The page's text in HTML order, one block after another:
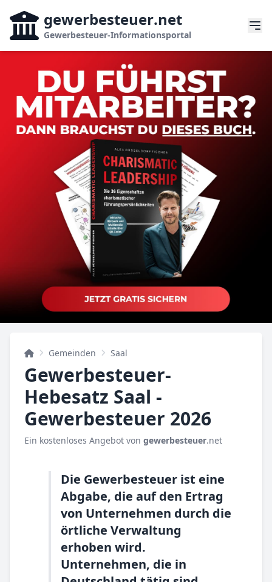
gewerbesteuer.net
Gewerbesteuer-Informationsportal
Gemeinden Saal
Gewerbesteuer-
Hebesatz Saal -
Gewerbesteuer 2026
Ein kostenloses Angebot von gewerbesteuer.net
Die Gewerbesteuer ist eine
Abgabe, die auf den Ertrag
von Unternehmen durch die
örtliche Verwaltung
erhoben wird.
Unternehmen, die in